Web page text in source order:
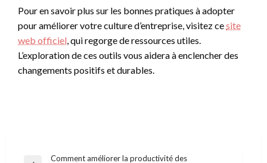
Pour en savoir plus sur les bonnes pratiques à adopter
pour améliorer votre culture d’entreprise, visitez cesite
web officiel , qui regorge de ressources utiles.
L’exploration de ces outils vous aidera à enclencher des
changements positifs et durables.
Navigation
Comment améliorer la productivité des